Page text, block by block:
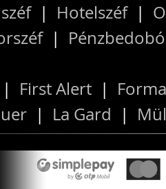
széf| Hotelszéf|
|
| First Alert |
| La Gard |